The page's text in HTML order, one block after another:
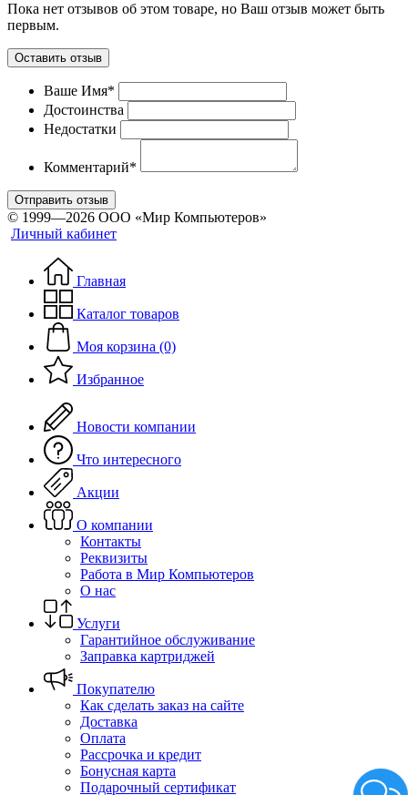
Пока нет отзывов об этом товаре, но Ваш отзыв может быть
первым.
Оставить отзыв
Ваше Имя*
Достоинства
Недостатки
Комментарий*
Отправить отзыв
© 1999—2026 ООО «Мир Компьютеров»
Личный кабинет
Главная
Каталог товаров
Моя корзина (0)
Избранное
Новости компании
Что интересного
Акции
О компании
Контакты
Реквизиты
Работа в Мир Компьютеров
О нас
Услуги
Гарантийное обслуживание
Заправка картриджей
Покупателю
Как сделать заказ на сайте
Доставка
Оплата
Рассрочка и кредит
Бонусная карта
Подарочный сертификат